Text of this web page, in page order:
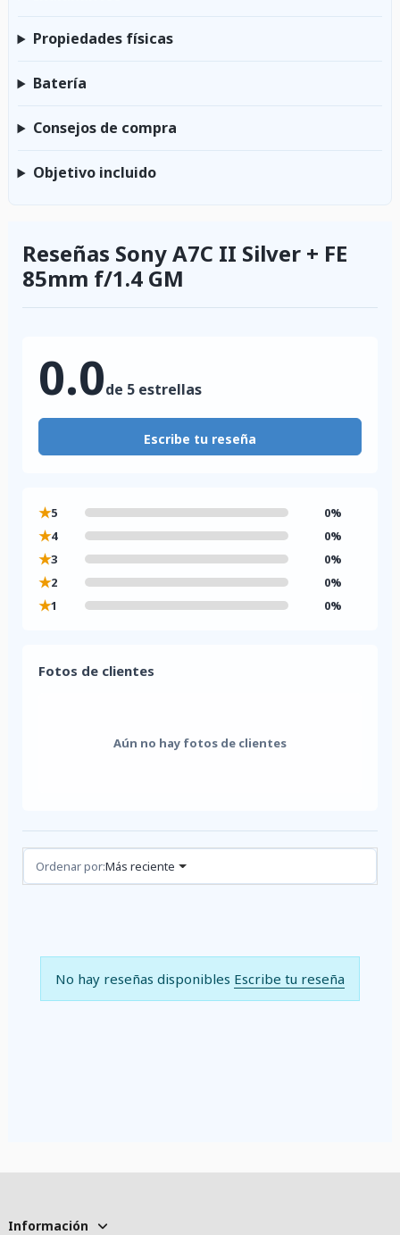
Propiedades físicas
Batería
Consejos de compra
Objetivo incluido
Reseñas Sony A7C II Silver + FE
85mm f/1.4 GM
0.0de 5 estrellas
Escribe tu reseña
★5 0%
★4 0%
★3 0%
★2 0%
★1 0%
Fotos de clientes
Aún no hay fotos de clientes
Reseñas (0)
Ordenar por:Más reciente
No hay reseñas disponibles Escribe tu reseña
Información